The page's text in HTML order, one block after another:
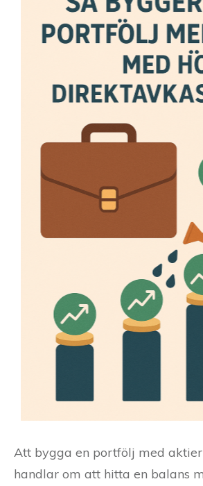
Att bygga en portfölj med
handlar om att hitta en balans